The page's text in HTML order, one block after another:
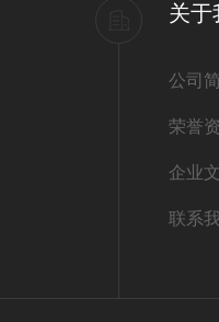
关于
公司
荣誉
企业
联系